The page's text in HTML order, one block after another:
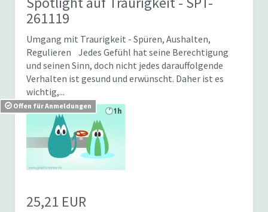
261119
Umgang mit Traurigkeit - Spüren, Aushalten,
Regulieren Jedes Gefühl hat seine Berechtigung
und seinen Sinn, doch nicht jedes darauffolgende
Verhalten ist gesund und erwünscht. Daher ist es
wichtig,...
Offen für Anmeldungen
25,21 EUR